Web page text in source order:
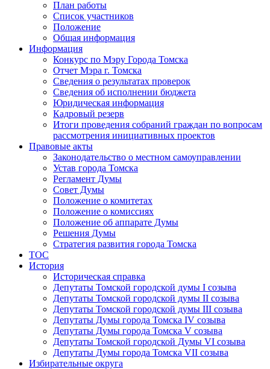
План работы
Список участников
Положение
Общая информация
Информация
Конкурс по Мэру Города Томска
Отчет Мэра г. Томска
Сведения о результатах проверок
Сведения об исполнении бюджета
Юридическая информация
Кадровый резерв
Итоги проведения собраний граждан по вопросам
рассмотрения инициативных проектов
Правовые акты
Законодательство о местном самоуправлении
Устав города Томска
Регламент Думы
Совет Думы
Положение о комитетах
Положение о комиссиях
Положение об аппарате Думы
Решения Думы
Стратегия развития города Томска
ТОС
История
Историческая справка
Депутаты Томской городской думы I созыва
Депутаты Томской городской думы II созыва
Депутаты Томской городской думы III созыва
Депутаты Думы города Томска IV созыва
Депутаты Думы города Томска V созыва
Депутаты Томской городской Думы VI созыва
Депутаты Думы города Томска VII созыва
Избирательные округа